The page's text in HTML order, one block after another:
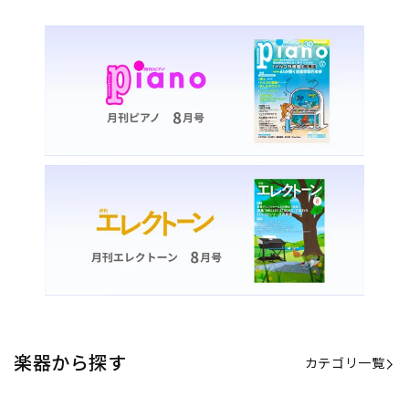
楽器から探す カテゴリ一覧